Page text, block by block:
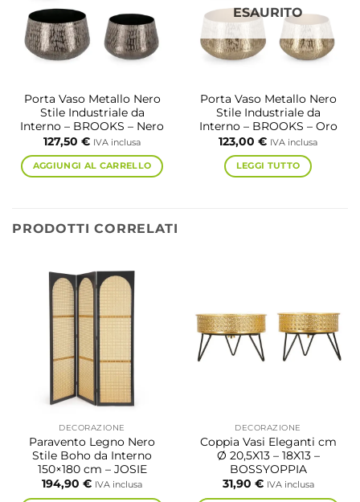
Porta Vaso Metallo Nero
Stile Industriale da
Interno – BROOKS – Nero
127,50 € IVA inclusa
AGGIUNGI AL CARRELLO
ESAURITO
Porta Vaso Metallo Nero
Stile Industriale da
Interno – BROOKS – Oro
123,00 € IVA inclusa
LEGGI TUTTO
PRODOTTI CORRELATI
DECORAZIONE
Paravento Legno Nero
Stile Boho da Interno
150×180 cm – JOSIE
194,90 € IVA inclusa
DECORAZIONE
Coppia Vasi Eleganti cm
Ø 20,5X13 – 18X13 –
BOSSYOPPIA
31,90 € IVA inclusa